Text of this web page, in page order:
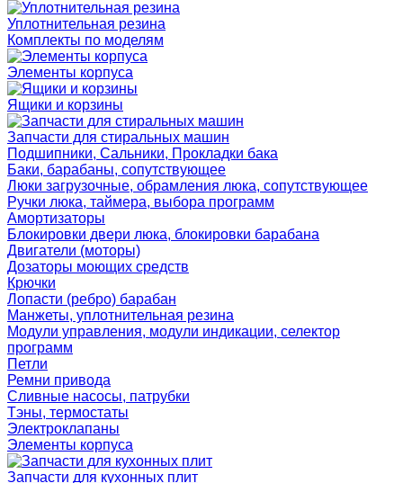
Уплотнительная резина
Комплекты по моделям
Элементы корпуса
Ящики и корзины
Запчасти для стиральных машин
Подшипники, Сальники, Прокладки бака
Баки, барабаны, сопутствующее
Люки загрузочные, обрамления люка, сопутствующее
Ручки люка, таймера, выбора программ
Амортизаторы
Блокировки двери люка, блокировки барабана
Двигатели (моторы)
Дозаторы моющих средств
Крючки
Лопасти (ребро) барабан
Манжеты, уплотнительная резина
Модули управления, модули индикации, селектор
программ
Петли
Ремни привода
Сливные насосы, патрубки
Тэны, термостаты
Электроклапаны
Элементы корпуса
Запчасти для кухонных плит